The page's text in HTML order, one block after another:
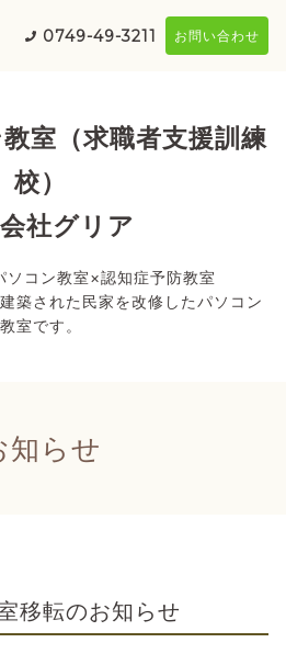
0749-49-3211 お問い合わせ
室（求職者支援訓練
校）
社グリア
ソコン教室×認知症予防教室
築された民家を改修したパソコン
教室です。
知らせ
移転のお知らせ